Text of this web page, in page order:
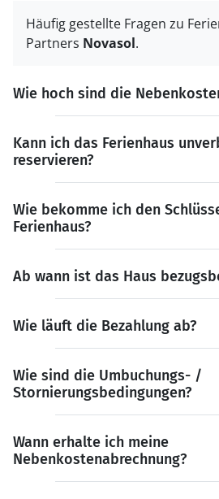
Häufig gestellte Fragen zu
Partners Novasol.
Wie hoch sind die
Kann ich das Ferienhaus
reservieren?
Wie bekomme ich den
Ferienhaus?
Ab wann ist das Haus
Wie läuft die Bezahlung ab?
Wie sind die Umbuchungs- /
Stornierungsbedingungen?
Wann erhalte ich meine
Nebenkostenabrechnung?